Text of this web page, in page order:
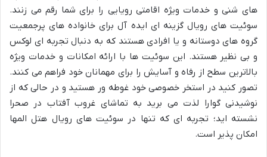
های شنی و خدمات ویژه اقامتی رویایی را برای شما رقم می زنند.
سوئیت های رویال گزینه ای ایده آل برای خانواده های پرجمعیت
گروه های دوستانه و یا افرادی هستند که به دنبال تجربه ای لوکس
و بی نظیر هستند. این سوئیت ها با ارائه امکانات و خدمات ویژه
بالاترین سطح از رفاه و آسایش را برای مهمانان خود فراهم می کنند.
تصور کنید در استخر خصوصی خود غوطه ور هستید و در حالی که از
نوشیدنی گوارا لذت می برید به تماشای غروب آفتاب در صحرا
نشسته اید؛ تجربه ای که تنها در سوئیت های رویال هتل المها
امکان پذیر است.